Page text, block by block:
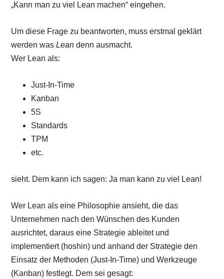
„Kann man zu viel Lean machen“ eingehen.
Um diese Frage zu beantworten, muss erstmal geklärt
werden wasLean denn ausmacht.
Wer Lean als:
Just-In-Time
Kanban
5S
Standards
TPM
etc.
sieht. Dem kann ich sagen: Ja man kann zu viel Lean!
Wer Lean als eine Philosophie ansieht, die das
Unternehmen nach den Wünschen des Kunden
ausrichtet, daraus eine Strategie ableitet und
implementiert (hoshin) und anhand der Strategie den
Einsatz der Methoden (Just-In-Time) und Werkzeuge
(Kanban) festlegt. Dem sei gesagt: